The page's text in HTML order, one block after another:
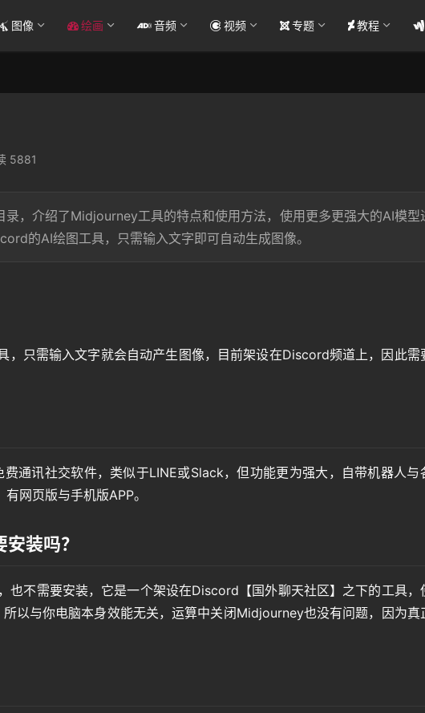
图像 绘画 音频 视频 专题 教程
5881
录，介绍了Midjourney工具的特点和使用方法，使用更多更强大的AI模型
的AI绘图工具，只需输入文字即可自动生成图像。
，只需输入文字就会自动产生图像，目前架设在Discord频道上，因此需
通讯社交软件，类似于LINE或Slack，但功能更为强大，自带机器人与
网页版与手机版APP。
装吗？
也不需要安装，它是一个架设在Discord【国外聊天社区】之下的工具，
以与你电脑本身效能无关，运算中关闭Midjourney也没有问题，因为真